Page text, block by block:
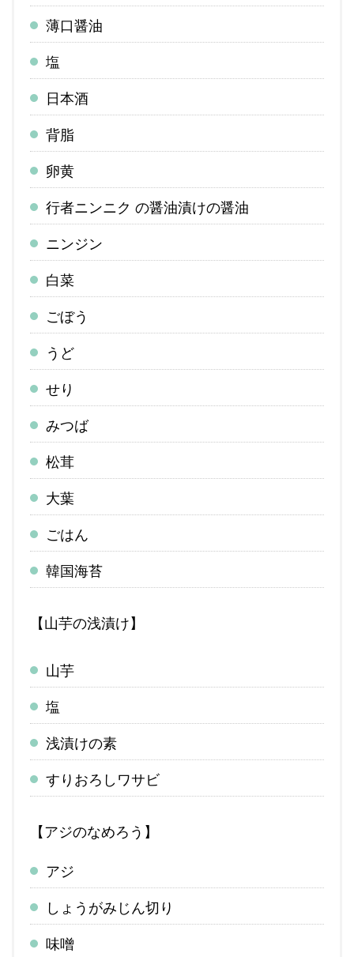
薄口醤油
塩
日本酒
背脂
卵黄
行者ニンニク の醤油漬けの醤油
ニンジン
白菜
ごぼう
うど
せり
みつば
松茸
大葉
ごはん
韓国海苔
【山芋の浅漬け】
山芋
塩
浅漬けの素
すりおろしワサビ
【アジのなめろう】
アジ
しょうがみじん切り
味噌